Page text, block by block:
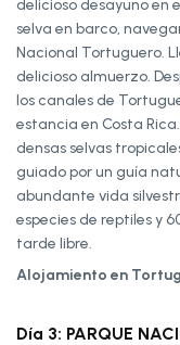
delicioso desayuno en
selva en barco,
Nacional Tortuguero.
delicioso almuerzo.
los canales de
estancia en Costa
densas selvas
guiado por un guía
abundante vida
especies de reptiles y
tarde libre.
Alojamiento en
Día 3: PARQUE